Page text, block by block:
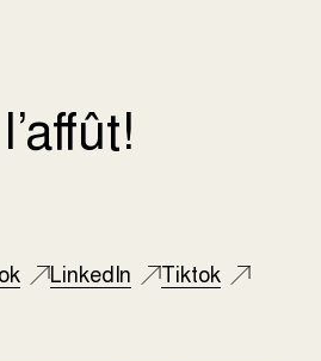
LinkedIn Tiktok